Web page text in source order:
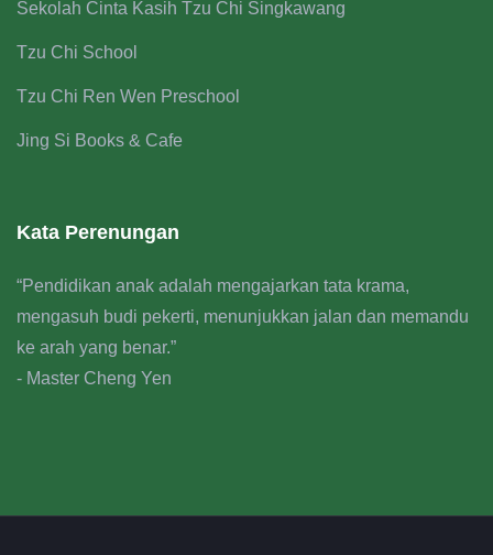
Sekolah Cinta Kasih Tzu Chi Singkawang
Tzu Chi School
Tzu Chi Ren Wen Preschool
Jing Si Books & Cafe
Kata Perenungan
“Pendidikan anak adalah mengajarkan tata krama,
mengasuh budi pekerti, menunjukkan jalan dan memandu
ke arah yang benar.”
- Master Cheng Yen